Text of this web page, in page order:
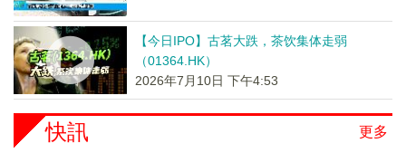
【今日IPO】古茗大跌，茶饮集体走弱
（01364.HK）
2026年7月10日 下午4:53
更多
快訊